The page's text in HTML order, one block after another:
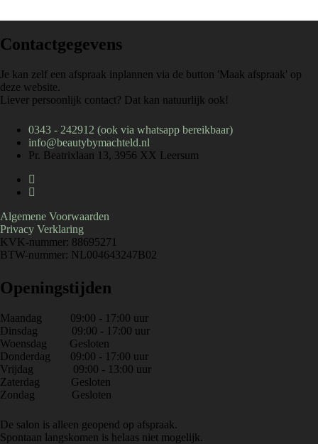
Contactgegevens
Je kan zelf een afspraak inplannen via de button 'Maak afspraak' op
deze website.
Liever persoonlijk contact? Dat kan natuurlijk ook!
0343 - 242912 (ook via whatsapp bereikbaar)
info@beautybymachteld.nl
Pr. Beatrixlaan 13, 3956 XX Leersum
Algemene Voorwaarden
Privacy Verklaring
KVK-nummer: 88695271
BTW-nummer: NL004643247B02
Openingstijden
Maandag 09:00 - 17:00 uur
Dinsdag 09:00 - 17:00 uur
Woensdag Gesloten
Donderdag 09:00 - 17:00 uur
Vrijdag 09:00 - 13:00 uur
Zaterdag Gesloten
Zondag Gesloten
De salon is alleen geopend op afspraak.
Spontaan langskomen is helaas niet mogelijk.